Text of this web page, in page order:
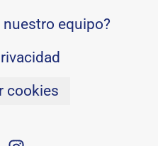
equipo?
cookies